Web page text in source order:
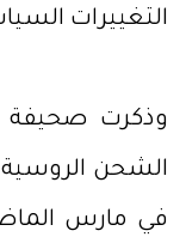
التغييرات
وذكرت صحيفة
الشحن
في مارس